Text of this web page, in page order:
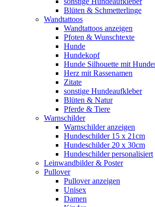
Blüten & Schmetterlinge
Wandtattoos
Wandtattoos anzeigen
Pfoten & Wunschtexte
Hunde
Hundekopf
Hunde Silhouette mit
Herz mit Rassenamen
Zitate
sonstige Hundeaufkleber
Blüten & Natur
Pferde & Tiere
Warnschilder
Warnschilder anzeigen
Hundeschilder 15 x 21cm
Hundeschilder 20 x 30cm
Hundeschilder personalisiert
Leinwandbilder & Poster
Pullover
Pullover anzeigen
Unisex
Damen